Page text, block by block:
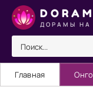
ДОРАМЫ НА
Главная